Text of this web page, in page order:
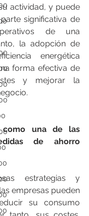
actividad, y puede
significativa de
de una
la adopción de
energética
forma efectiva de
y mejorar la
como una de las
de ahorro
estrategias y
empresas pueden
su consumo